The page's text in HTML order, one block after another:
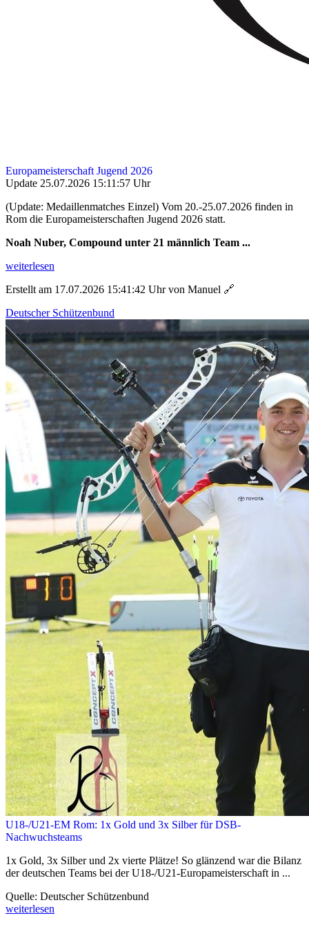
Europameisterschaft Jugend 2026
Update 25.07.2026 15:11:57 Uhr
(Update: Medaillenmatches Einzel) Vom 20.-25.07.2026 finden in
Rom die Europameisterschaften Jugend 2026 statt.
Noah Nuber, Compound unter 21 männlich Team ...
weiterlesen
Erstellt am 17.07.2026 15:41:42 Uhr von Manuel 🔗
Deutscher Schützenbund
U18-/U21-EM Rom: 1x Gold und 3x Silber für DSB-
Nachwuchsteams
1x Gold, 3x Silber und 2x vierte Plätze! So glänzend war die Bilanz
der deutschen Teams bei der U18-/U21-Europameisterschaft in ...
Quelle: Deutscher Schützenbund
weiterlesen